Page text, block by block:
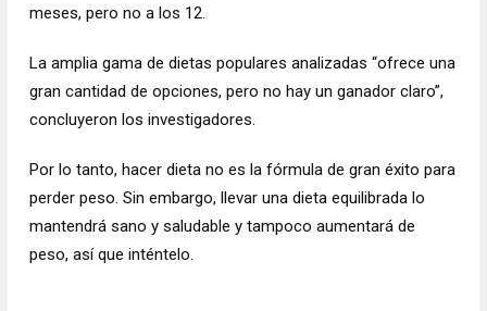
meses, pero no a los 12.
La amplia gama de dietas populares analizadas “ofrece una
gran cantidad de opciones, pero no hay un ganador claro”,
concluyeron los investigadores.
Por lo tanto, hacer dieta no es la fórmula de gran éxito para
perder peso. Sin embargo, llevar una dieta equilibrada lo
mantendrá sano y saludable y tampoco aumentará de
peso, así que inténtelo.